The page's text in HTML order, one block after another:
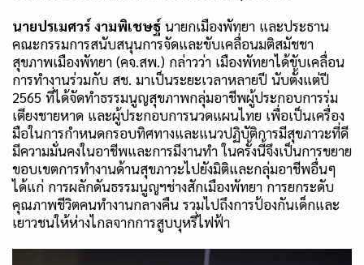
นายปรเมศวร์ งามพิเชษฐ์ นายกเมืองพัทยา และประธาน
คณะกรรมการสนับสนุนการจัดและขับเคลื่อนมติสมัชชา
สุขภาพเมืองพัทยา (คจ.สพ.) กล่าวว่า เมืองพัทยาได้ขับเคลื่อน
การทำงานร่วมกับ สช. มาเป็นระยะเวลาหลายปี นับตั้งแต่ปี
2565 ที่ได้จัดทำธรรมนูญสุขภาพกลุ่มอาชีพผู้ประกอบการร่ม
เตียงชายหาด และผู้ประกอบการนวดแผนไทย เพื่อเป็นเครื่อง
มือในการกำหนดกรอบทิศทางและแนวปฏิบัติการมีสุขภาวะที่ดี
มีความมั่นคงในอาชีพและการมีงานทำ ในครั้งนี้จึงเป็นการขยาย
ขอบเขตการทำงานด้านสุขภาวะไปยังมิติและกลุ่มอาชีพอื่นๆ
ได้แก่ การผลักดันธรรมนูญฯช่างสักเมืองพัทยา การยกระดับ
คุณภาพชีวิตคนทำงานกลางคืน รวมไปถึงการป้องกันเด็กและ
เยาวชนให้ห่างไกลจากการสูบบุหรี่ไฟฟ้า